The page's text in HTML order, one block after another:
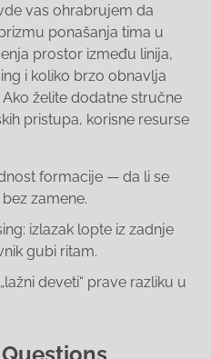
vas ohrabrujem da
ponašanja tima u
prostor između linija,
i koliko brzo obnavlja
želite dodatne stručne
pristupa, korisne resurse
formacije — da li se
zamene.
izlazak lopte iz zadnje
gubi ritam.
deveti“ prave razliku u